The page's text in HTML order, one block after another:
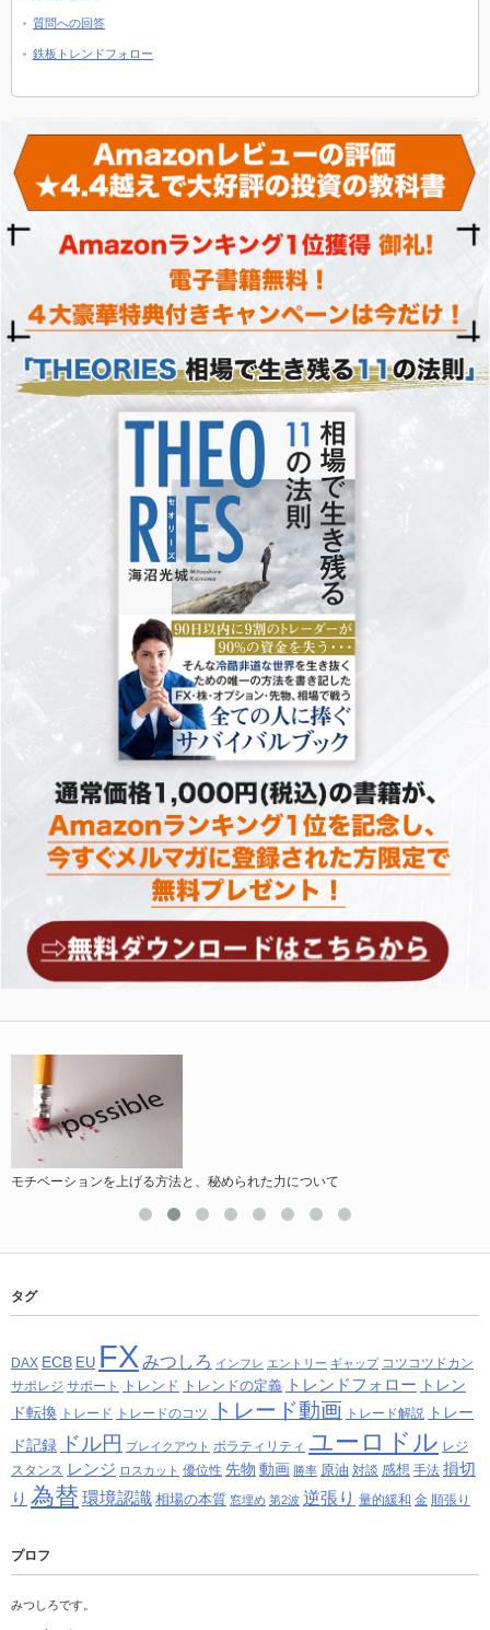
質問への回答
鉄板トレンドフォロー
モチベーションを上げる方法と、秘められた力について
タグ
DAX ECB EU FX みつしろ インフレ エントリー ギャップ コツコツドカン
サポレジ サポート トレンド トレンドの定義 トレンドフォロー トレン
ド転換 トレード トレードのコツ トレード動画 トレード解説
トレー
ド記録 ドル円 ブレイクアウト ボラティリティ ユーロドル レジ
スタンス レンジ ロスカット 優位性 先物 動画 勝率 原油 対談 感想 手法 損切
り 為替 環境認識 相場の本質 窓埋め 第2波 逆張り 量的緩和 金 順張り
プロフ
みつしろです。